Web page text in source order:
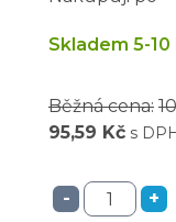
Skladem 5-10
Běžná cena:
95,59 Kč s
- +